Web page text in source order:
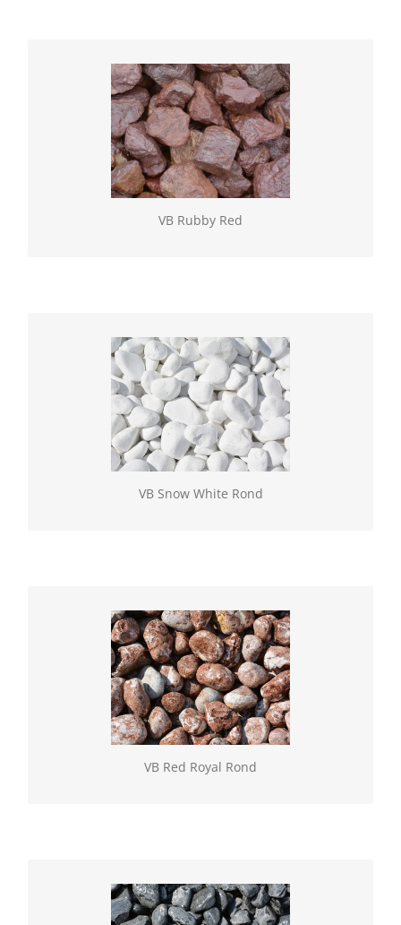
VB Rubby Red
VB Rubby Red
Geselecteerde natuurlijke gesteenten, verkrijgbaar
los of in BigBag. Vulling gebroken (60/100)
VB Snow White Rond
VB Snow White Rond
Geselecteerde natuurlijke gesteenten, verkrijgbaar
los of in BigBag. Vulling rond (60/100)
VB Red Royal Rond
VB Red Royal Rond
Geselecteerde natuurlijke gesteenten, verkrijgbaar
los of in BigBag. Vulling rond (60/100)